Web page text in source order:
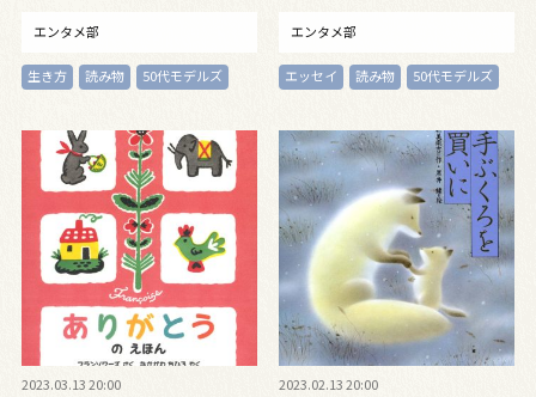
エンタメ部
生き方 読み物 50代モデルズ
エンタメ部
エッセイ 読み物 50代モデルズ
2023.03.13 20:00 2023.02.13 20:00